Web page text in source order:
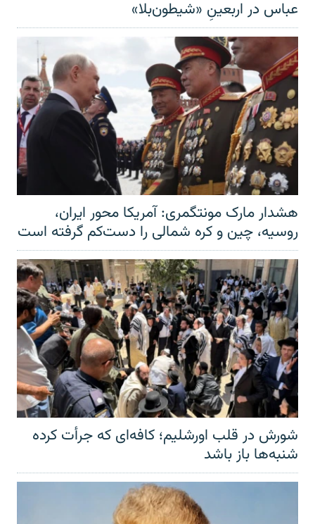
عباس در اربعینِ «شیطون‌بلا»
هشدار مارک مونتگمری: آمریکا محور ایران،
روسیه، چین و کره شمالی را دست‌کم گرفته است
شورش در قلب اورشلیم؛ کافه‌ای که جرأت کرده
شنبه‌ها باز باشد